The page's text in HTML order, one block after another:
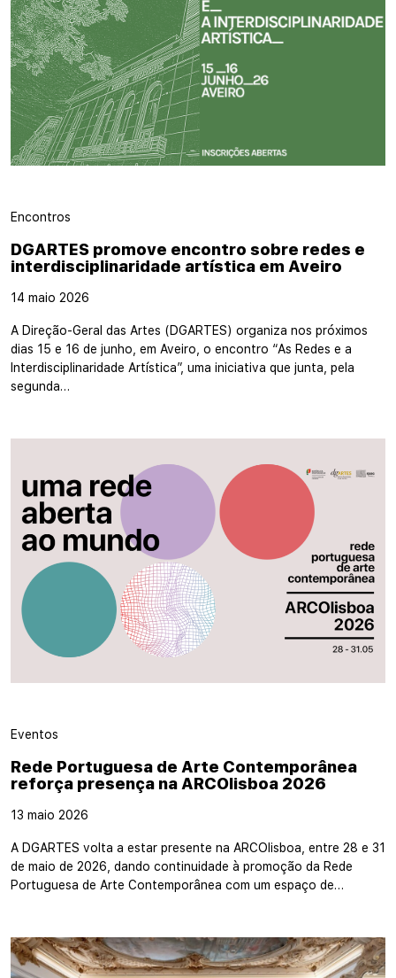
Encontros
DGARTES promove encontro sobre redes e
interdisciplinaridade artística em Aveiro
14 maio 2026
A Direção-Geral das Artes (DGARTES) organiza nos próximos
dias 15 e 16 de junho, em Aveiro, o encontro “As Redes e a
Interdisciplinaridade Artística”, uma iniciativa que junta, pela
segunda…
Eventos
Rede Portuguesa de Arte Contemporânea
reforça presença na ARCOlisboa 2026
13 maio 2026
A DGARTES volta a estar presente na ARCOlisboa, entre 28 e 31
de maio de 2026, dando continuidade à promoção da Rede
Portuguesa de Arte Contemporânea com um espaço de…